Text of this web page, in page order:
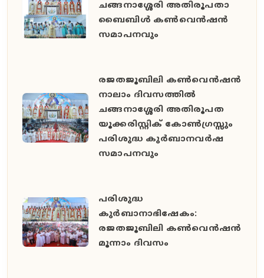
ചങ്ങനാശ്ശേരി അതിരൂപതാ
ബൈബിൾ കൺവെൻഷൻ
സമാപനവും
രജതജൂബിലി കൺവെൻഷൻ
നാലാം ദിവസത്തിൽ
ചങ്ങനാശ്ശേരി അതിരൂപത
യൂക്കരിസ്റ്റിക് കോൺഗ്രസ്സും
പരിശുദ്ധ കുർബാനവർഷ
സമാപനവും
പരിശുദ്ധ
കുർബാനാഭിഷേകം:
രജതജൂബിലി കൺവെൻഷൻ
മൂന്നാം ദിവസം